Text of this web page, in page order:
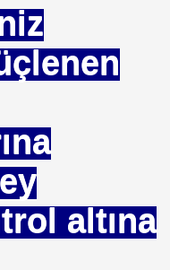
altına